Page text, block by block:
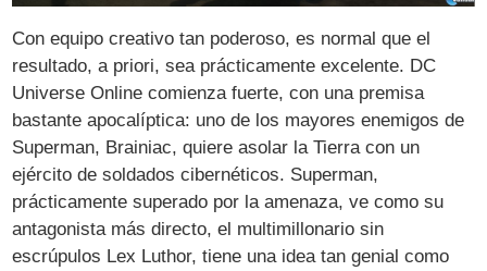
Con equipo creativo tan poderoso, es normal que el
resultado, a priori, sea prácticamente excelente. DC
Universe Online comienza fuerte, con una premisa
bastante apocalíptica: uno de los mayores enemigos de
Superman, Brainiac, quiere asolar la Tierra con un
ejército de soldados cibernéticos. Superman,
prácticamente superado por la amenaza, ve como su
antagonista más directo, el multimillonario sin
escrúpulos Lex Luthor, tiene una idea tan genial como